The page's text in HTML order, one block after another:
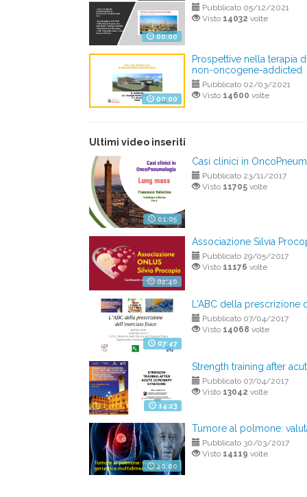
00:00
Pubblicato 05/12/2021
Visto 14032 volte
00:00
Prospettive nella terapia
non-oncogene-addicted
Pubblicato 02/03/2021
Visto 14600 volte
Ultimi video inseriti
01:05
Casi clinici in
Pubblicato 23/11/2017
Visto 11705 volte
02:40
Associazione Silvia
Pubblicato 29/05/2017
Visto 11176 volte
07:47
L'ABC della
Pubblicato 07/04/2017
Visto 14068 volte
14:23
Strength training after
Pubblicato 07/04/2017
Visto 13042 volte
20:00
Tumore al polmone:
Pubblicato 30/03/2017
Visto 14119 volte